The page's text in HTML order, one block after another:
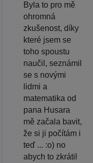
Byla to pro mě
ohromná
zkušenost, díky
které jsem se
toho spoustu
naučil, seznámil
se s novými
lidmi a
matematika od
pana Husara
mě začala bavit,
že si ji počítám i
teď ... :o) no
abych to zkrátil